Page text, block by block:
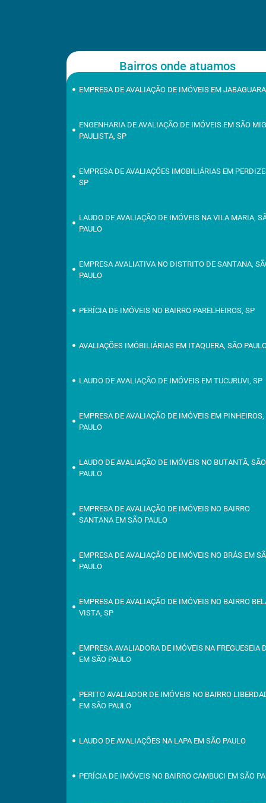
Bairros onde atuamos
EMPRESA DE AVALIAÇÃO DE IMÓVEIS EM
ENGENHARIA DE AVALIAÇÃO DE IMÓVEIS EM SÃO
PAULISTA, SP
EMPRESA DE AVALIAÇÕES IMOBILIÁRIAS EM
SP
LAUDO DE AVALIAÇÃO DE IMÓVEIS NA VILA MARIA,
PAULO
EMPRESA AVALIATIVA NO DISTRITO DE SANTANA,
PAULO
PERÍCIA DE IMÓVEIS NO BAIRRO PARELHEIROS, SP
AVALIAÇÕES IMÓBILIÁRIAS EM ITAQUERA, SÃO
LAUDO DE AVALIAÇÃO DE IMÓVEIS EM TUCURUVI, SP
EMPRESA DE AVALIAÇÃO DE IMÓVEIS EM PINHEIROS,
PAULO
LAUDO DE AVALIAÇÃO DE IMÓVEIS NO BUTANTÃ, SÃO
PAULO
EMPRESA DE AVALIAÇÃO DE IMÓVEIS NO BAIRRO
SANTANA EM SÃO PAULO
EMPRESA DE AVALIAÇÃO DE IMÓVEIS NO BRÁS EM
PAULO
EMPRESA DE AVALIAÇÃO DE IMÓVEIS NO BAIRRO
VISTA, SP
EMPRESA AVALIADORA DE IMÓVEIS NA FREGUESEIA
EM SÃO PAULO
PERITO AVALIADOR DE IMÓVEIS NO BAIRRO
EM SÃO PAULO
LAUDO DE AVALIAÇÕES NA LAPA EM SÃO PAULO
PERÍCIA DE IMÓVEIS NO BAIRRO CAMBUCI EM SÃO